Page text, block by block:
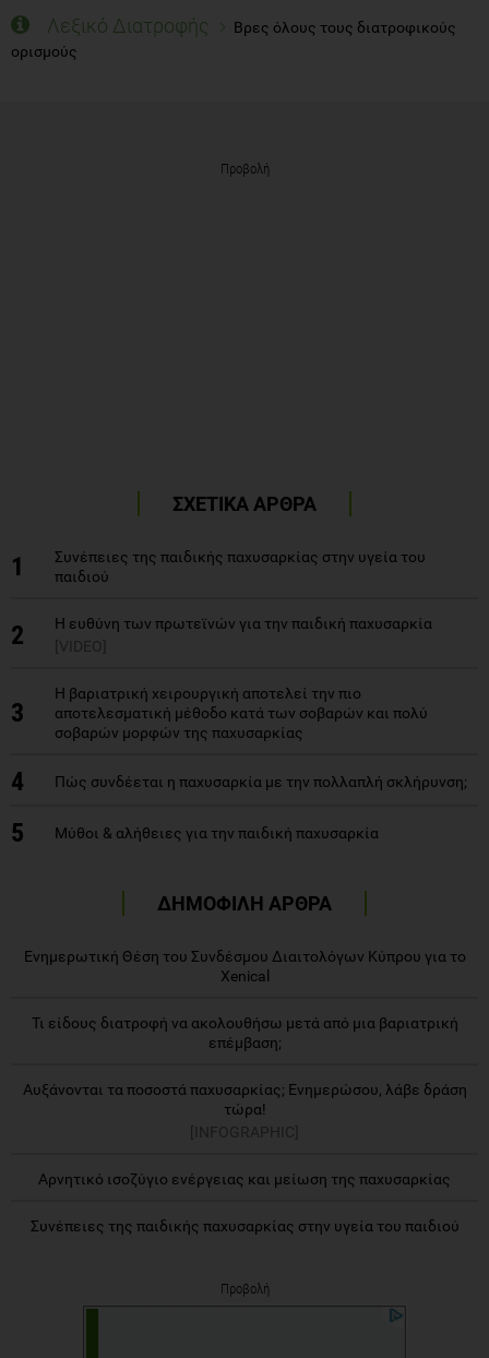
Λεξικό Διατροφής
Βρες όλους τους διατροφικούς
ορισμούς
Προβολή
ΣΧΕΤΙΚΑ ΑΡΘΡΑ
1
Συνέπειες της παιδικής παχυσαρκίας στην υγεία του
παιδιού
2
Η ευθύνη των πρωτεϊνών για την παιδική παχυσαρκία
[VIDEO]
3
Η βαριατρική χειρουργική αποτελεί την πιο
αποτελεσματική μέθοδο κατά των σοβαρών και πολύ
σοβαρών μορφών της παχυσαρκίας
4 Πώς συνδέεται η παχυσαρκία με την πολλαπλή σκλήρυνση;
5 Μύθοι & αλήθειες για την παιδική παχυσαρκία
ΔΗΜΟΦΙΛΗ ΑΡΘΡΑ
Eνημερωτική Θέση του Συνδέσμου Διαιτολόγων Κύπρου για το
Xenical
Τι είδους διατροφή να ακολουθήσω μετά από μια βαριατρική
επέμβαση;
Αυξάνονται τα ποσοστά παχυσαρκίας; Ενημερώσου, λάβε δράση
τώρα!
[INFOGRAPHIC]
Aρνητικό ισοζύγιο ενέργειας και μείωση της παχυσαρκίας
Συνέπειες της παιδικής παχυσαρκίας στην υγεία του παιδιού
Προβολή